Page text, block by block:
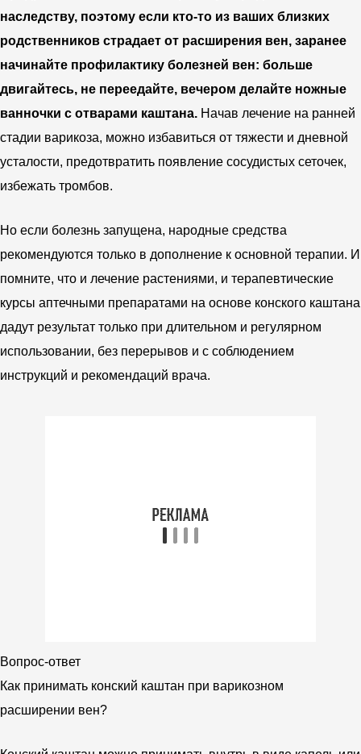
наследству, поэтому если кто-то из ваших близких
родственников страдает от расширения вен, заранее
начинайте профилактику болезней вен: больше
двигайтесь, не переедайте, вечером делайте ножные
ванночки с отварами каштана. Начав лечение на ранней
стадии варикоза, можно избавиться от тяжести и дневной
усталости, предотвратить появление сосудистых сеточек,
избежать тромбов.
Но если болезнь запущена, народные средства
рекомендуются только в дополнение к основной терапии. И
помните, что и лечение растениями, и терапевтические
курсы аптечными препаратами на основе конского каштана
дадут результат только при длительном и регулярном
использовании, без перерывов и с соблюдением
инструкций и рекомендаций врача.
Вопрос-ответ
Как принимать конский каштан при варикозном
расширении вен?